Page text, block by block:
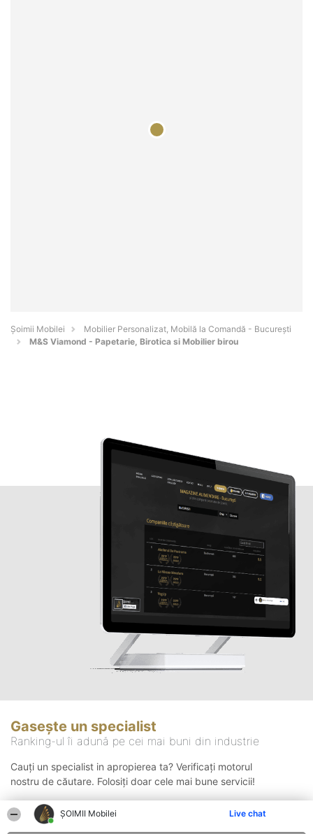
ȘOIMII Mobilei Live chat
Șoimii Mobilei
Mobilier Personalizat, Mobilă la Comandă - Bucureşti
M&S Viamond - Papetarie, Birotica si Mobilier birou
Gasește un specialist
Ranking-ul îi adună pe cei mai buni din industrie
Cauți un specialist in apropierea ta? Verificați motorul
nostru de căutare. Folosiți doar cele mai bune servicii!